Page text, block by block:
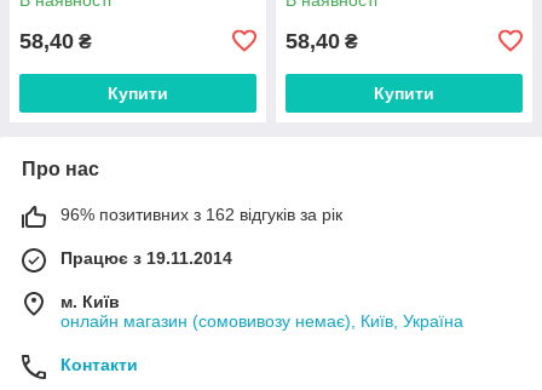
58,40 ₴
Купити
58,40 ₴
Купити
Про нас
96% позитивних з 162 відгуків за рік
Працює з 19.11.2014
м. Київ
онлайн магазин (сомовивозу немає), Київ, Україна
Контакти